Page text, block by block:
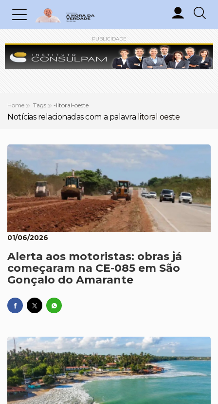
PUBLICIDADE
Home Tags -litoral-oeste
Notícias relacionadas com a palavra litoral oeste
01/06/2026
Alerta aos motoristas: obras já
começaram na CE-085 em São
Gonçalo do Amarante